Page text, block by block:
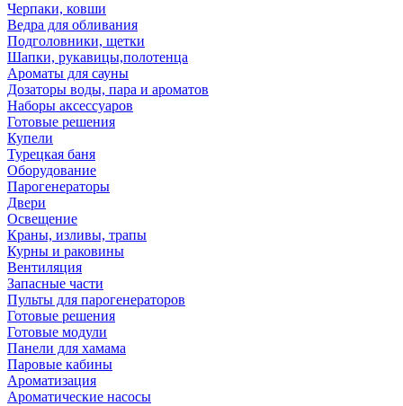
Черпаки, ковши
Ведра для обливания
Подголовники, щетки
Шапки, рукавицы,полотенца
Ароматы для сауны
Дозаторы воды, пара и ароматов
Наборы аксессуаров
Готовые решения
Купели
Турецкая баня
Оборудование
Парогенераторы
Двери
Освещение
Краны, изливы, трапы
Курны и раковины
Вентиляция
Запасные части
Пульты для парогенераторов
Готовые решения
Готовые модули
Панели для хамама
Паровые кабины
Ароматизация
Ароматические насосы